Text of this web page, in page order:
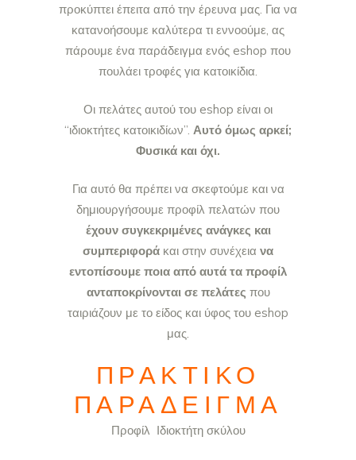
προκύπτει έπειτα από την έρευνα μας. Για να
κατανοήσουμε καλύτερα τι εννοούμε, ας
πάρουμε ένα παράδειγμα ενός eshop που
πουλάει τροφές για κατοικίδια.
Οι πελάτες αυτού του eshop είναι οι
“ιδιοκτήτες κατοικιδίων”. Αυτό όμως αρκεί;
Φυσικά και όχι.
Για αυτό θα πρέπει να σκεφτούμε και να
δημιουργήσουμε προφίλ πελατών που
έχουν συγκεκριμένες ανάγκες και
συμπεριφορά και στην συνέχεια να
εντοπίσουμε ποια από αυτά τα προφίλ
ανταποκρίνονται σε πελάτες που
ταιριάζουν με το είδος και ύφος του eshop
μας.
ΠΡΑΚΤΙΚΌ
ΠΑΡΆΔΕΙΓΜΑ
Προφίλ Ιδιοκτήτη σκύλου